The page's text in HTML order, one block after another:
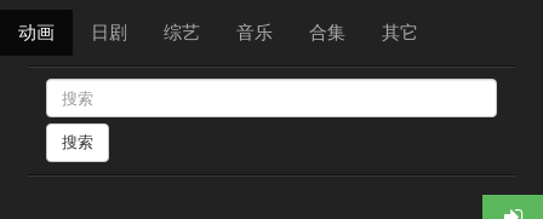
动画 日剧 综艺 音乐 合集 其它
搜索